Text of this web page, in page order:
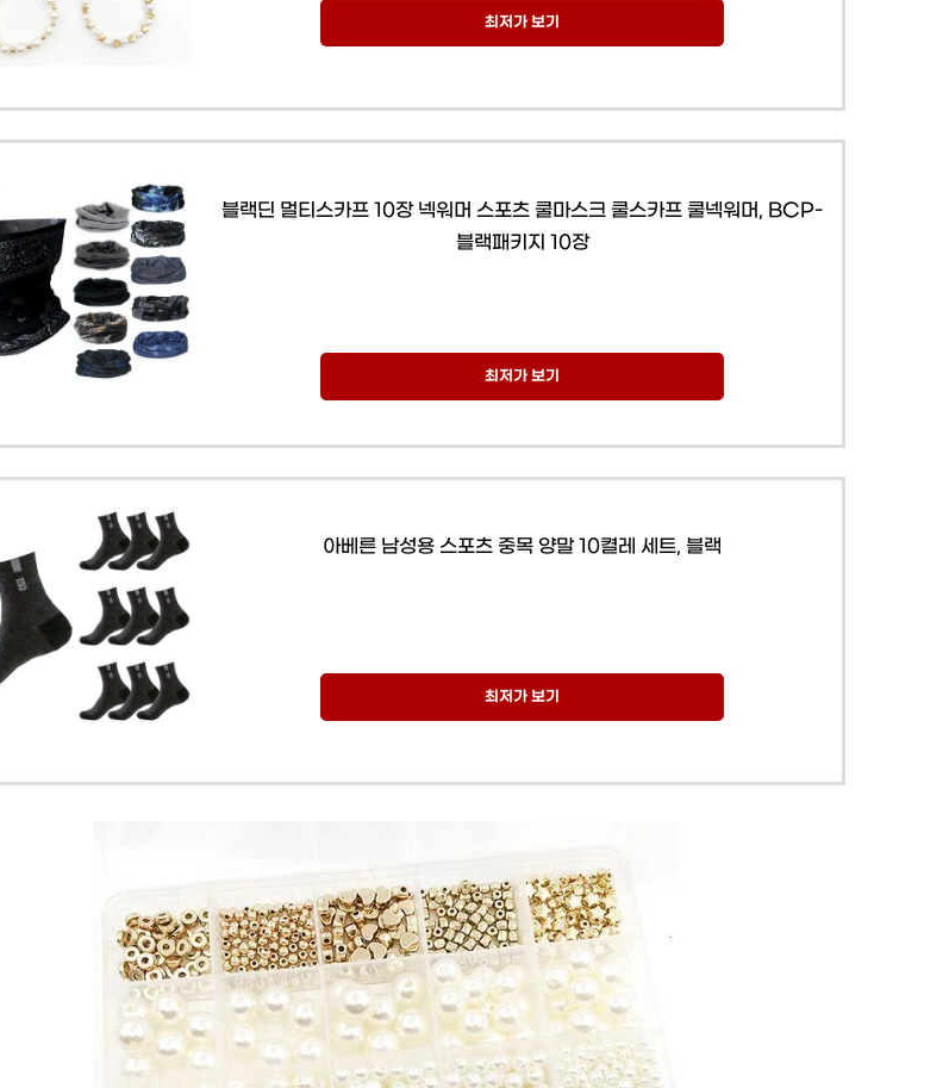
최저가 보기
블랙딘 멀티스카프 10장 넥워머 스포츠 쿨마스크 쿨스카프 쿨넥워머, BCP-
블랙패키지 10장
최저가 보기
아베른 남성용 스포츠 중목 양말 10켤레 세트, 블랙
최저가 보기